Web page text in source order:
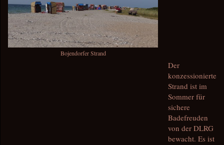
Bojendorfer Strand
Der
konzessionierte
Strand ist im
Sommer für
sichere
Badefreuden
von der DLRG
bewacht. Es ist